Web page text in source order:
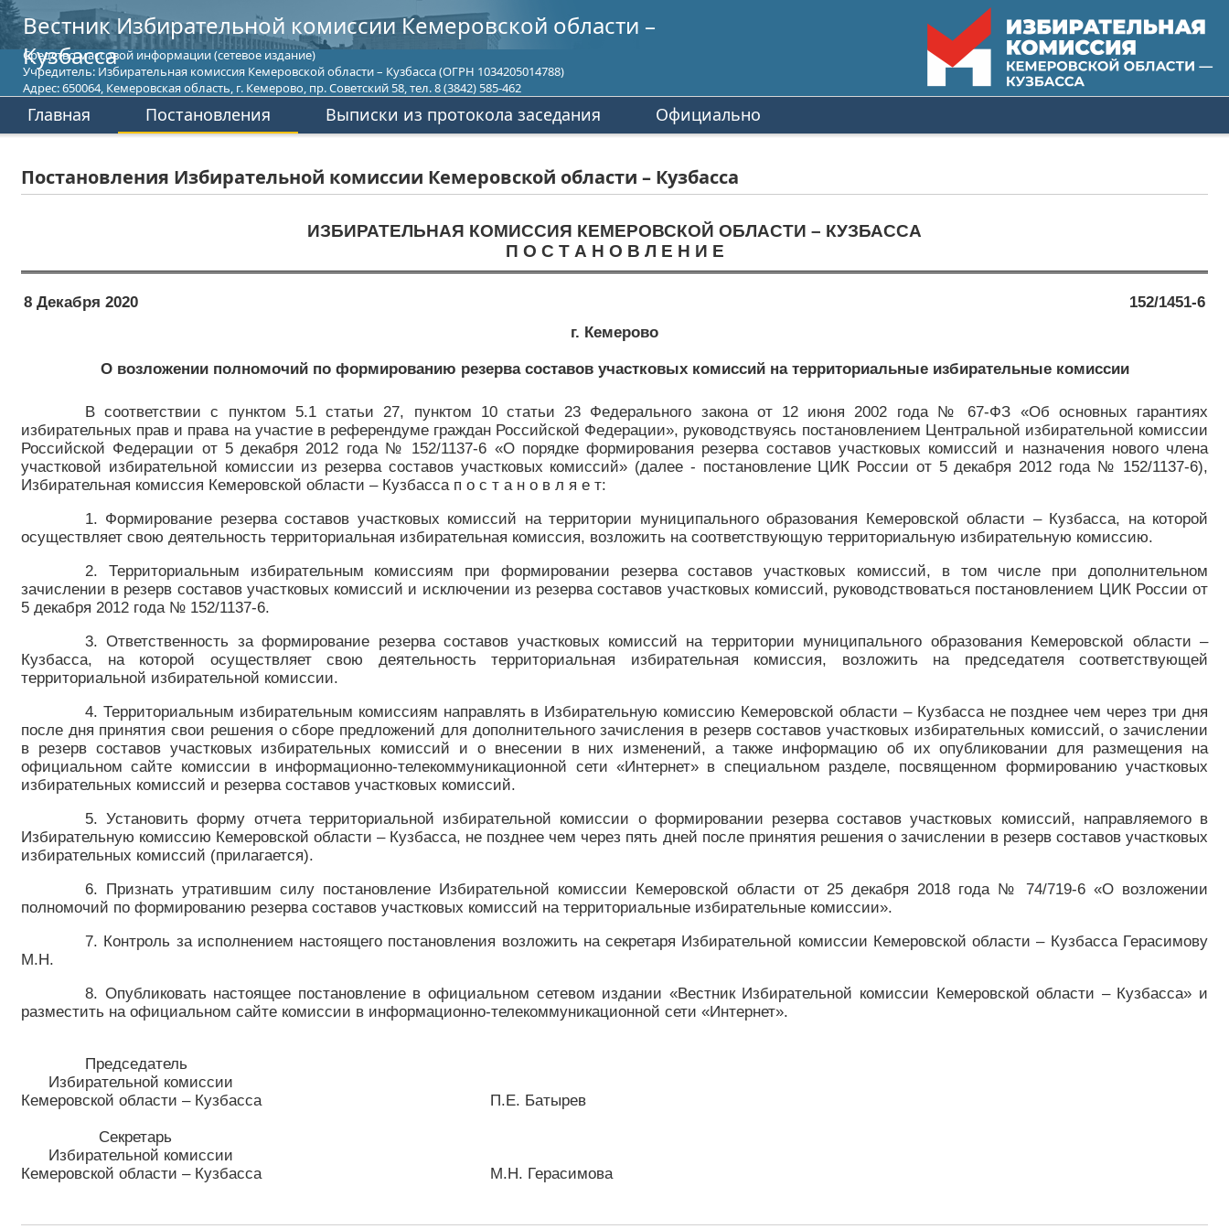
Вестник Избирательной комиссии Кемеровской области –
Кузбасса
Средство массовой информации (сетевое издание)
Учредитель: Избирательная комиссия Кемеровской области – Кузбасса (ОГРН 1034205014788)
Адрес: 650064, Кемеровская область, г. Кемерово, пр. Советский 58, тел. 8 (3842) 585-462
Главная Постановления Выписки из протокола заседания Официально
Постановления Избирательной комиссии Кемеровской области – Кузбасса
ИЗБИРАТЕЛЬНАЯ КОМИССИЯ КЕМЕРОВСКОЙ ОБЛАСТИ – КУЗБАССА
П О С Т А Н О В Л Е Н И Е
8 Декабря 2020
152/1451-6
г. Кемерово
О возложении полномочий по формированию резерва составов участковых комиссий на территориальные избирательные комиссии
В соответствии с пунктом 5.1 статьи 27, пунктом 10 статьи 23 Федерального закона от 12 июня 2002 года № 67-ФЗ «Об основных гарантиях
избирательных прав и права на участие в референдуме граждан Российской Федерации», руководствуясь постановлением Центральной избирательной комиссии
Российской Федерации от 5 декабря 2012 года № 152/1137-6 «О порядке формирования резерва составов участковых комиссий и назначения нового члена
участковой избирательной комиссии из резерва составов участковых комиссий» (далее - постановление ЦИК России от 5 декабря 2012 года № 152/1137-6),
Избирательная комиссия Кемеровской области – Кузбасса п о с т а н о в л я е т:
1. Формирование резерва составов участковых комиссий на территории муниципального образования Кемеровской области – Кузбасса, на которой
осуществляет свою деятельность территориальная избирательная комиссия, возложить на соответствующую территориальную избирательную комиссию.
2. Территориальным избирательным комиссиям при формировании резерва составов участковых комиссий, в том числе при дополнительном
зачислении в резерв составов участковых комиссий и исключении из резерва составов участковых комиссий, руководствоваться постановлением ЦИК России от
5 декабря 2012 года № 152/1137-6.
3. Ответственность за формирование резерва составов участковых комиссий на территории муниципального образования Кемеровской области –
Кузбасса, на которой осуществляет свою деятельность территориальная избирательная комиссия, возложить на председателя соответствующей
территориальной избирательной комиссии.
4. Территориальным избирательным комиссиям направлять в Избирательную комиссию Кемеровской области – Кузбасса не позднее чем через три дня
после дня принятия свои решения о сборе предложений для дополнительного зачисления в резерв составов участковых избирательных комиссий, о зачислении
в резерв составов участковых избирательных комиссий и о внесении в них изменений, а также информацию об их опубликовании для размещения на
официальном сайте комиссии в информационно-телекоммуникационной сети «Интернет» в специальном разделе, посвященном формированию участковых
избирательных комиссий и резерва составов участковых комиссий.
5. Установить форму отчета территориальной избирательной комиссии о формировании резерва составов участковых комиссий, направляемого в
Избирательную комиссию Кемеровской области – Кузбасса, не позднее чем через пять дней после принятия решения о зачислении в резерв составов участковых
избирательных комиссий (прилагается).
6. Признать утратившим силу постановление Избирательной комиссии Кемеровской области от 25 декабря 2018 года № 74/719-6 «О возложении
полномочий по формированию резерва составов участковых комиссий на территориальные избирательные комиссии».
7. Контроль за исполнением настоящего постановления возложить на секретаря Избирательной комиссии Кемеровской области – Кузбасса Герасимову
М.Н.
8. Опубликовать настоящее постановление в официальном сетевом издании «Вестник Избирательной комиссии Кемеровской области – Кузбасса» и
разместить на официальном сайте комиссии в информационно-телекоммуникационной сети «Интернет».
Председатель
Избирательной комиссии
Кемеровской области – Кузбасса П.Е. Батырев
Секретарь
Избирательной комиссии
Кемеровской области – Кузбасса М.Н. Герасимова